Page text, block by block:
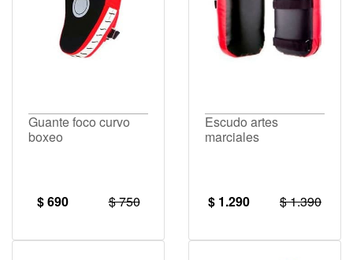
Guante foco curvo
boxeo
$ 690 $ 750
Escudo artes
marciales
$ 1.290 $ 1.390